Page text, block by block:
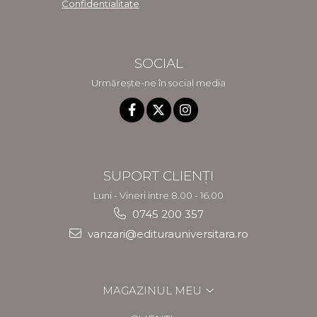
Confidentialitate
SOCIAL
Urmărește-ne în social media
SUPORT CLIENȚI
Luni - Vineri intre 8.00 - 16.00
0745 200 357
vanzari@editurauniversitara.ro
MAGAZINUL MEU